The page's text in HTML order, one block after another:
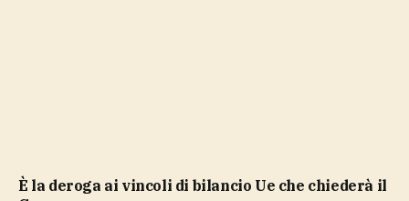
è la deroga ai vincoli di bilancio Ue che chiederà il